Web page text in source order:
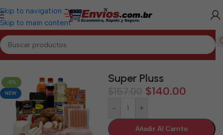
Skip to navigation
Skip to main content
Inicio/MAYABEQUE/Combos Mayabeque
-11%
NEW
Super Pluss
$157.00 $140.00
- +
Añadir Al Carrito